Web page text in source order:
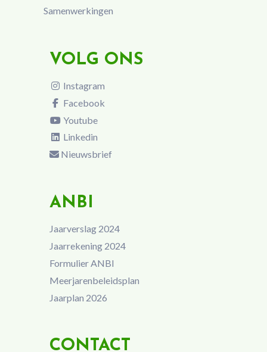
Samenwerkingen
VOLG ONS
Instagram
Facebook
Youtube
Linkedin
Nieuwsbrief
ANBI
Jaarverslag 2024
Jaarrekening 2024
Formulier ANBI
Meerjarenbeleidsplan
Jaarplan 2026
CONTACT